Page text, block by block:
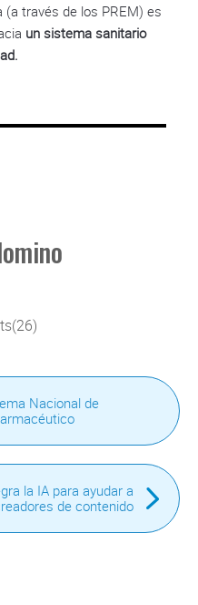
través de los PREM) es
un sistema sanitario
Nacional de
la IA para ayudar a
de contenido